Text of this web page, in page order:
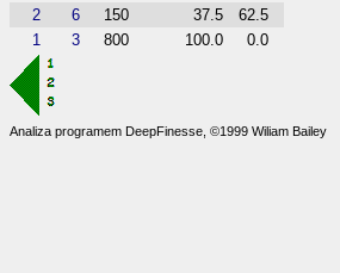
2
6 150 37.5
62.5
1
3 800 100.0 0.0
Analiza programem DeepFinesse, ©1999 Wiliam Bailey